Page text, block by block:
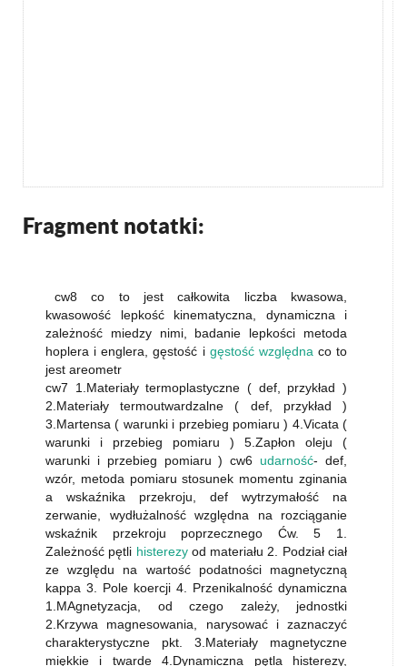
Fragment notatki:
cw8 co to jest całkowita liczba kwasowa,
kwasowość lepkość kinematyczna, dynamiczna i
zależność miedzy nimi, badanie lepkości metoda
hoplera i englera, gęstość i gęstość względna co to
jest areometr
cw7 1.Materiały termoplastyczne ( def, przykład )
2.Materiały termoutwardzalne ( def, przykład )
3.Martensa ( warunki i przebieg pomiaru ) 4.Vicata (
warunki i przebieg pomiaru ) 5.Zapłon oleju (
warunki i przebieg pomiaru ) cw6 udarność- def,
wzór, metoda pomiaru stosunek momentu zginania
a wskaźnika przekroju, def wytrzymałość na
zerwanie, wydłużalność względna na rozciąganie
wskaźnik przekroju poprzecznego Ćw. 5 1.
Zależność pętli histerezyod materiału 2. Podział ciał
ze względu na wartość podatności magnetyczną
kappa 3. Pole koercji 4. Przenikalność dynamiczna
1.MAgnetyzacja, od czego zależy, jednostki
2.Krzywa magnesowania, narysować i zaznaczyć
charakterystyczne pkt. 3.Materiały magnetyczne
miękkie i twarde 4.Dynamiczna pętla histerezy,